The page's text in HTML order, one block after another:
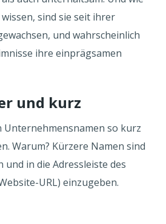
sind sie seit ihrer
und wahrscheinlich
ihre einprägsamen
und kurz
Unternehmensnamen so kurz
Warum? Kürzere Namen sind
in die Adressleiste des
URL) einzugeben.